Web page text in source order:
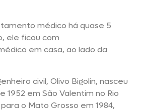
médico há quase 5
ele ficou com
em casa, ao lado da
civil, Olivo Bigolin, nasceu
1952 em São Valentim no Rio
o Mato Grosso em 1984,